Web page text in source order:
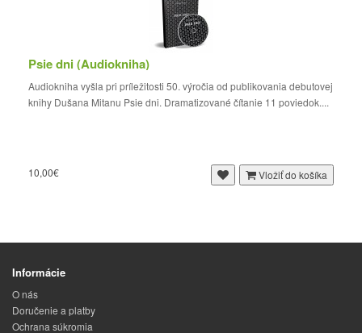
Psie dni (Audiokniha)
Audiokniha vyšla pri príležitosti 50. výročia od publikovania debutovej
knihy Dušana Mitanu Psie dni. Dramatizované čítanie 11 poviedok....
10,00€ Vložiť do košíka
Informácie
O nás
Doručenie a platby
Ochrana súkromia